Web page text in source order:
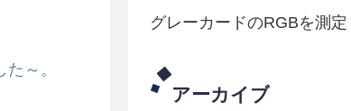
～。
グレーカードのRGBを測定
アーカイブ